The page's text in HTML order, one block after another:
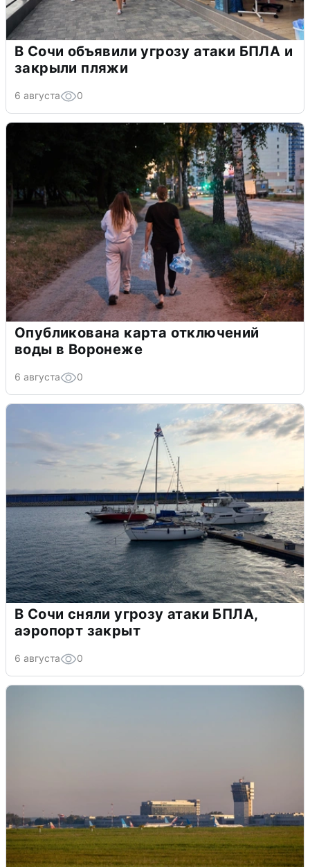
В Сочи объявили угрозу атаки БПЛА и
закрыли пляжи
6 августа 0
Опубликована карта отключений
воды в Воронеже
6 августа 0
В Сочи сняли угрозу атаки БПЛА,
аэропорт закрыт
6 августа 0